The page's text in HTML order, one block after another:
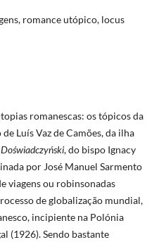
romance utópico, locus
romanescas: os tópicos da
Luís Vaz de Camões, da ilha
, do bispo Ignacy
por José Manuel Sarmento
viagens ou robinsonadas
de globalização mundial,
incipiente na Polónia
(1926). Sendo bastante